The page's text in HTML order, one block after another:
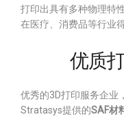
打印出具有多种物理特
在医疗、消费品等行业
优质
优秀的3D打印服务企业
Stratasys提供的SAF材